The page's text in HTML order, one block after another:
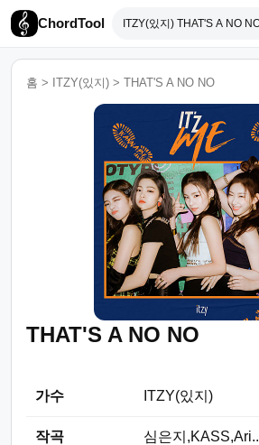
ChordTool
홈 > ITZY(있지) > THAT'S A NO NO
THAT'S A NO NO
가수 ITZY(있지)
작곡 심은지,KASS,Ari..